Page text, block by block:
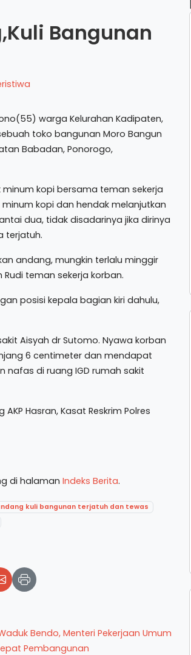
Bangunan
warga Kelurahan Kadipaten,
toko bangunan Moro Bangun
Babadan, Ponorogo,
kopi bersama teman sekerja
kopi dan hendak melanjutkan
dua, tidak disadarinya jika dirinya
terjatuh.
andang, mungkin terlalu minggir
teman sekerja korban.
posisi kepala bagian kiri dahulu,
Aisyah dr Sutomo. Nyawa korban
6 centimeter dan mendapat
di ruang IGD rumah sakit
Hasran, Kasat Reskrim Polres
di halaman Indeks Berita.
kuli bangunan terjatuh dan tewas
Bendo, Menteri Pekerjaan Umum
Pembangunan